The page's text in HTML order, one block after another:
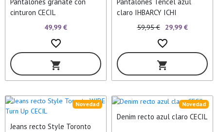
cinturon CECIL
49,99 €
favorite_border
shopping_cart
claro IHBARCY ICHI
59,95 € 29,99 €
favorite_border
shopping_cart
Jeans recto Style Toronto
Novedad
Denim recto azul claro CECIL
Novedad